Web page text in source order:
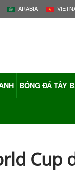
ARABIA
BÓNG ĐÁ TÂY
Cup